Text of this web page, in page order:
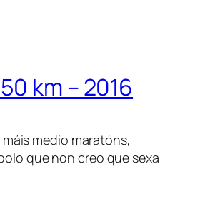
km – 2016
medio maratóns,
que non creo que sexa